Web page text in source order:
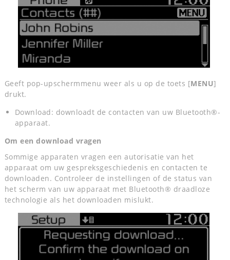
Geeft pop-upschermmenu weer als u op de toets [MENU]
drukt.
Download: downloadt de contacten van uw Bluetooth®-
apparaat.
Om een download vragen
Sommige apparaten vragen een autorisatie van het
apparaat om uw gespreksgeschiedenis en contacten te
downloaden. Controleer de instellingen of de status van
het scherm van uw apparaat met Bluetooth® draadloze
technologie als het downloaden mislukt.